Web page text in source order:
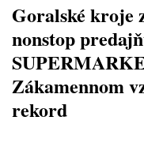
Goralské kroje
nonstop
Zákamennom
rekord